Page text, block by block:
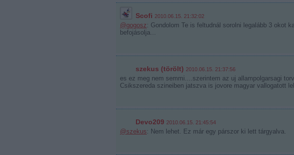
Scofi 2010.06.15. 21:32:02
@gogosz: Gondolom Te is feltudnál sorolni legalább 3 okot
befojásolja...
szekus (törölt) 2010.06.15. 21:37:56
es ez meg nem semmi....szerintem az uj allampolgarsagi
Csikszereda szineiben jatszva is jovore magyar vallogatott
Devo209 2010.06.15. 21:45:54
@szekus: Nem lehet. Ez már egy párszor ki lett tárgyalva.